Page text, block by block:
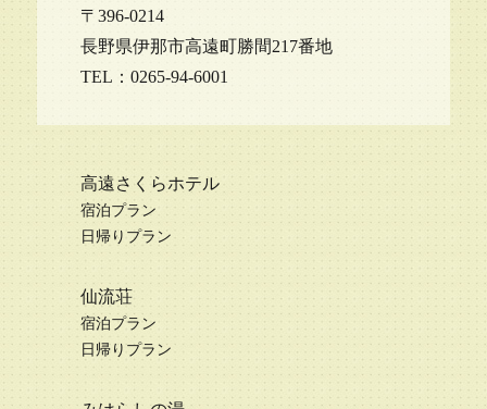
〒396-0214
長野県伊那市高遠町勝間217番地
TEL：0265-94-6001
高遠さくらホテル
宿泊プラン
日帰りプラン
仙流荘
宿泊プラン
日帰りプラン